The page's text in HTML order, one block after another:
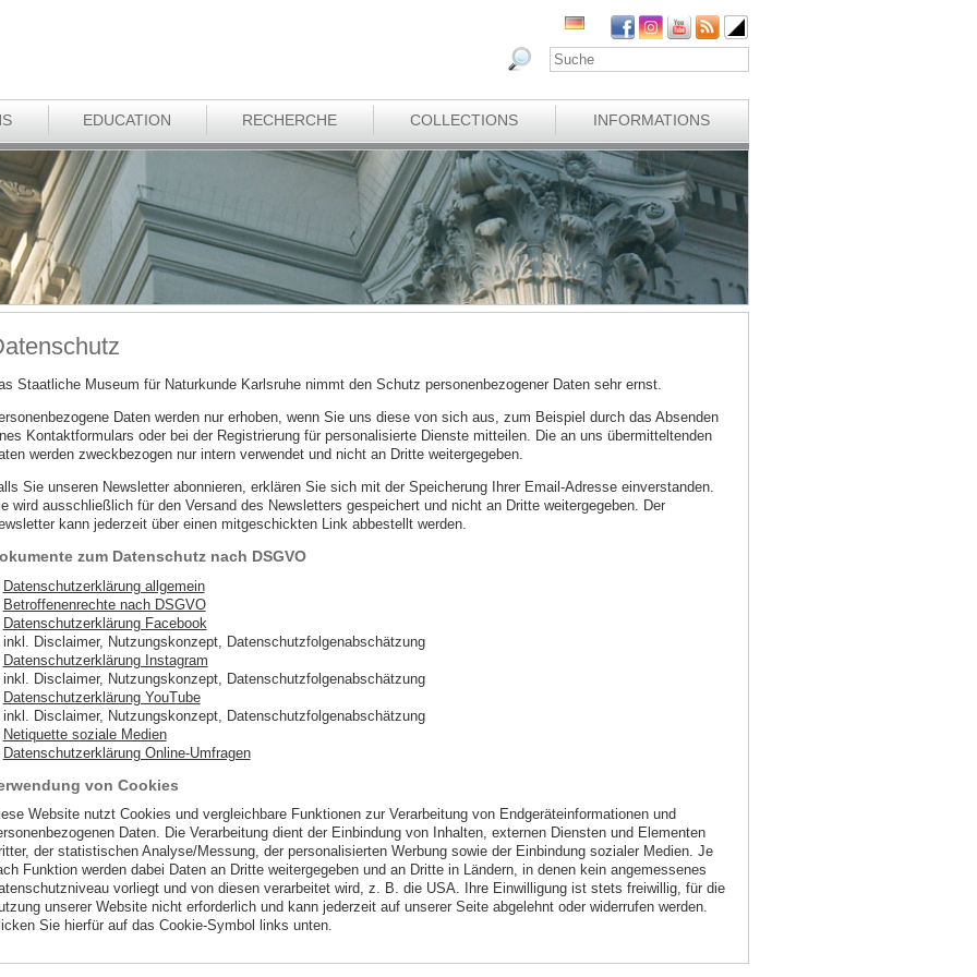
EDUCATION RECHERCHE COLLECTIONS INFORMATIONS
Staatliche Museum für Naturkunde Karlsruhe nimmt den Schutz personenbezogener Daten sehr ernst.
Daten werden nur erhoben, wenn Sie uns diese von sich aus, zum Beispiel durch das Absenden
Kontaktformulars oder bei der Registrierung für personalisierte Dienste mitteilen. Die an uns übermitteltenden
werden zweckbezogen nur intern verwendet und nicht an Dritte weitergegeben.
Sie unseren Newsletter abonnieren, erklären Sie sich mit der Speicherung Ihrer Email-Adresse einverstanden.
wird ausschließlich für den Versand des Newsletters gespeichert und nicht an Dritte weitergegeben. Der
kann jederzeit über einen mitgeschickten Link abbestellt werden.
zum Datenschutz nach DSGVO
Datenschutzerklärung allgemein
Betroffenenrechte nach DSGVO
Datenschutzerklärung Facebook
inkl. Disclaimer, Nutzungskonzept, Datenschutzfolgenabschätzung
Datenschutzerklärung Instagram
inkl. Disclaimer, Nutzungskonzept, Datenschutzfolgenabschätzung
Datenschutzerklärung YouTube
inkl. Disclaimer, Nutzungskonzept, Datenschutzfolgenabschätzung
Netiquette soziale Medien
Datenschutzerklärung Online-Umfragen
von Cookies
Website nutzt Cookies und vergleichbare Funktionen zur Verarbeitung von Endgeräteinformationen und
Daten. Die Verarbeitung dient der Einbindung von Inhalten, externen Diensten und Elementen
der statistischen Analyse/Messung, der personalisierten Werbung sowie der Einbindung sozialer Medien. Je
Funktion werden dabei Daten an Dritte weitergegeben und an Dritte in Ländern, in denen kein angemessenes
vorliegt und von diesen verarbeitet wird, z. B. die USA. Ihre Einwilligung ist stets freiwillig, für die
unserer Website nicht erforderlich und kann jederzeit auf unserer Seite abgelehnt oder widerrufen werden.
Sie hierfür auf das Cookie-Symbol links unten.